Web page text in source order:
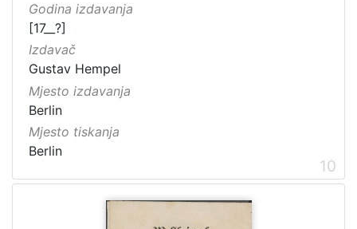
Godina izdavanja
[17__?]
Izdavač
Gustav Hempel
Mjesto izdavanja
Berlin
Mjesto tiskanja
Berlin
10